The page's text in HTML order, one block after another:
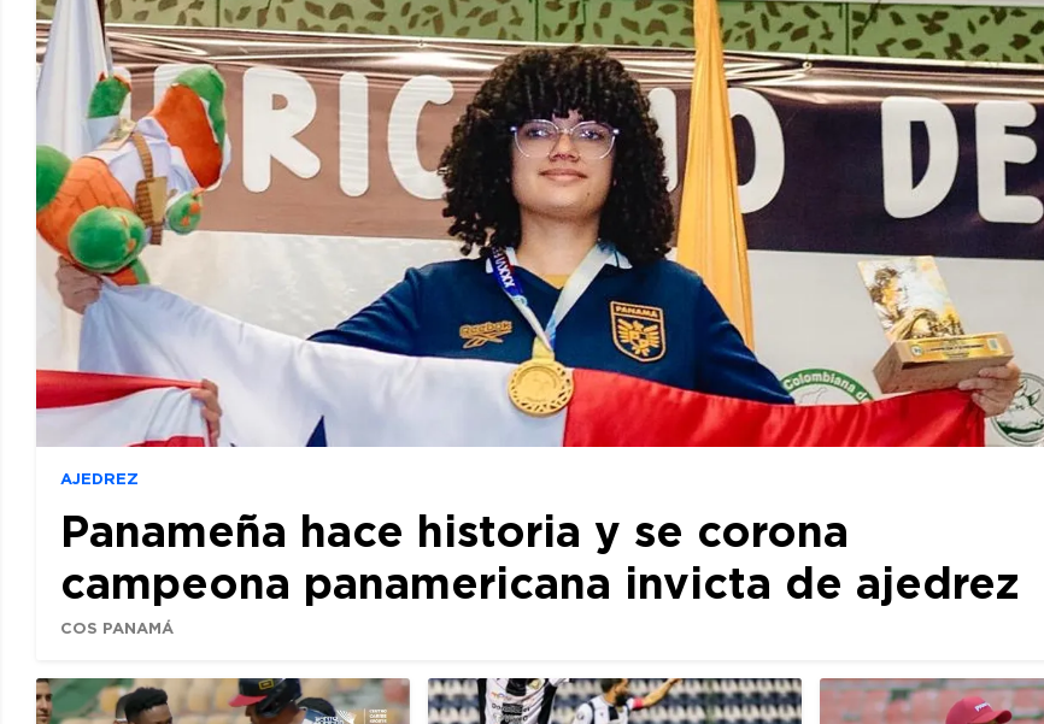
AJEDREZ
Panameña hace historia y se corona
campeona panamericana invicta de ajedrez
COS PANAMÁ